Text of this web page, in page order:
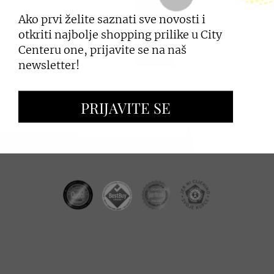
PRIJAVI SE
ZAKUP PROSTORA
OGLAŠAVANJE I PROMOCIJE
Ako prvi želite saznati sve novosti i
otkriti najbolje shopping prilike u City
Centeru one, prijavite se na naš
newsletter!
PRIJAVITE SE